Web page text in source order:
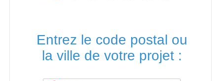
Entrez le code postal ou
la ville de votre projet :